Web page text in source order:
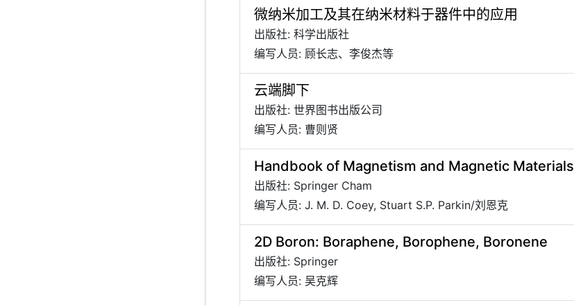
微纳米加工及其在纳米材料于器件中的应用
出版社: 科学出版社
编写人员: 顾长志、李俊杰等
云端脚下
出版社: 世界图书出版公司
编写人员: 曹则贤
Handbook of Magnetism and Magnetic Materials
出版社: Springer Cham
编写人员: J. M. D. Coey, Stuart S.P. Parkin/刘恩克
2D Boron: Boraphene, Borophene, Boronene
出版社: Springer
编写人员: 吴克辉